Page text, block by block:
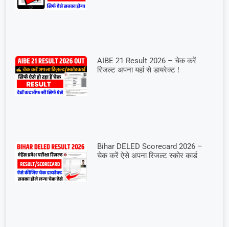
AIBE 21 Result 2026 – चेक करें
रिजल्ट अपना यहां से डायरेक्ट !
Bihar DELED Scorecard 2026 –
चेक करें ऐसे अपना रिजल्ट स्कोर कार्ड